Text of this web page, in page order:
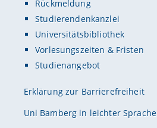
Rückmeldung
Studierendenkanzlei
Universitätsbibliothek
Vorlesungszeiten & Fristen
Studienangebot
Erklärung zur Barrierefreiheit
Uni Bamberg in leichter Sprache